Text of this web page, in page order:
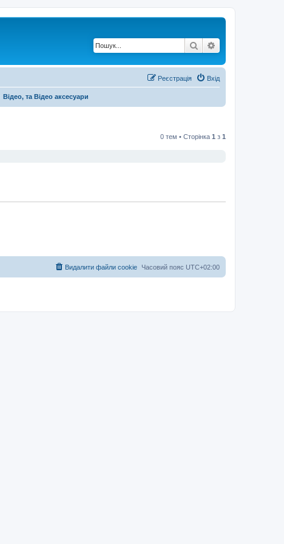
Пошук
Вхід
Реєстрація
Відео, та Відео аксесуари
0 тем • Сторінка 1 з 1
Часовий пояс UTC+02:00
Видалити файли cookie